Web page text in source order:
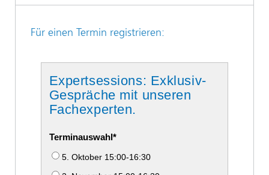
Für einen Termin registrieren:
Expertsessions: Exklusiv-
Gespräche mit unseren
Fachexperten.
Terminauswahl
5. Oktober 15:00-16:30